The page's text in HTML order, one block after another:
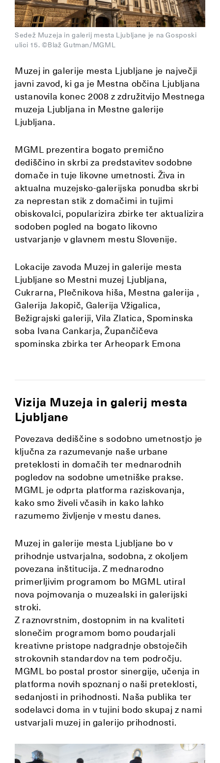
Sedež Muzeja in galerij mesta Ljubljane je na Gosposki
ulici 15. ©Blaž Gutman/MGML
Muzej in galerije mesta Ljubljane je največji
javni zavod, ki ga je Mestna občina Ljubljana
ustanovila konec 2008 z združitvijo Mestnega
muzeja Ljubljana in Mestne galerije
Ljubljana.
MGML prezentira bogato premično
dediščino in skrbi za predstavitev sodobne
domače in tuje likovne umetnosti. Živa in
aktualna muzejsko-galerijska ponudba skrbi
za neprestan stik z domačimi in tujimi
obiskovalci, popularizira zbirke ter aktualizira
sodoben pogled na bogato likovno
ustvarjanje v glavnem mestu Slovenije.
Lokacije zavoda Muzej in galerije mesta
Ljubljane so Mestni muzej Ljubljana,
Cukrarna, Plečnikova hiša, Mestna galerija ,
Galerija Jakopič, Galerija Vžigalica,
Bežigrajski galeriji, Vila Zlatica, Spominska
soba Ivana Cankarja, Župančičeva
spominska zbirka ter Arheopark Emona
Vizija Muzeja in galerij mesta
Ljubljane
Povezava dediščine s sodobno umetnostjo je
ključna za razumevanje naše urbane
preteklosti in domačih ter mednarodnih
pogledov na sodobne umetniške prakse.
MGML je odprta platforma raziskovanja,
kako smo živeli včasih in kako lahko
razumemo življenje v mestu danes.
Muzej in galerije mesta Ljubljane bo v
prihodnje ustvarjalna, sodobna, z okoljem
povezana inštitucija. Z mednarodno
primerljivim programom bo MGML utiral
nova pojmovanja o muzealski in galerijski
stroki.
Z raznovrstnim, dostopnim in na kvaliteti
slonečim programom bomo poudarjali
kreativne pristope nadgradnje obstoječih
strokovnih standardov na tem področju.
MGML bo postal prostor sinergije, učenja in
platforma novih spoznanj o naši preteklosti,
sedanjosti in prihodnosti. Naša publika ter
sodelavci doma in v tujini bodo skupaj z nami
ustvarjali muzej in galerijo prihodnosti.